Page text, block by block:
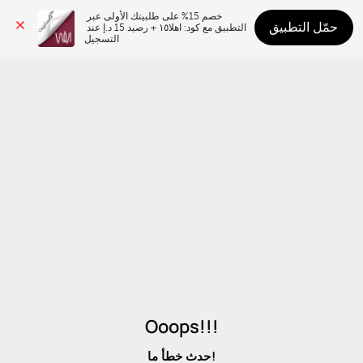
التسجيل
حمّل التطبيق
Ooops!!!
حدث خطأ ما!